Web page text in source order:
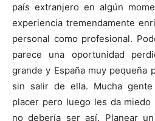
país extranjero en algún
experiencia tremendamente
personal como profesional.
parece una oportunidad
grande y España muy pequeña
sin salir de ella. Mucha
placer pero luego les da
no debería ser así. Planear